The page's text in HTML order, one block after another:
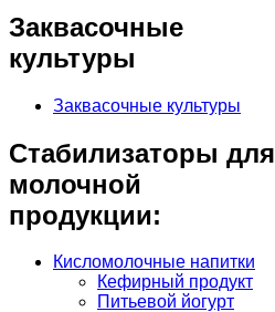
Заквасочные
культуры
Заквасочные культуры
Стабилизаторы для
молочной
продукции:
Кисломолочные напитки
Кефирный продукт
Питьевой йогурт